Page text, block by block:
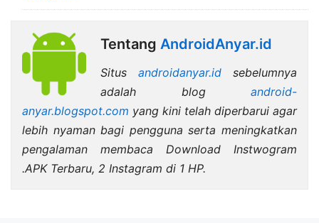
Tentang AndroidAnyar.id
Situs androidanyar.id sebelumnya
adalah blog android-
anyar.blogspot.com yang kini telah diperbarui agar
lebih nyaman bagi pengguna serta meningkatkan
pengalaman membaca Download Instwogram
.APK Terbaru, 2 Instagram di 1 HP.